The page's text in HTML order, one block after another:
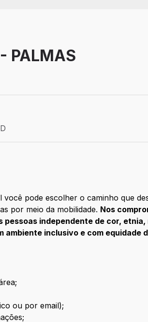
PALMAS
pode escolher o caminho que
por meio da mobilidade. Nos
independente de cor,
inclusivo e com equidade
ou por email);